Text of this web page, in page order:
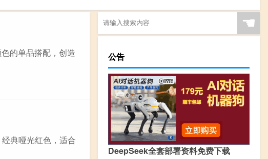
的单品搭配，创造
典哑光红色，适合
☚
公告
DeepSeek全套部署资料免费下载